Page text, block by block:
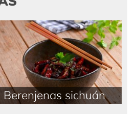
Berenjenas sichuán